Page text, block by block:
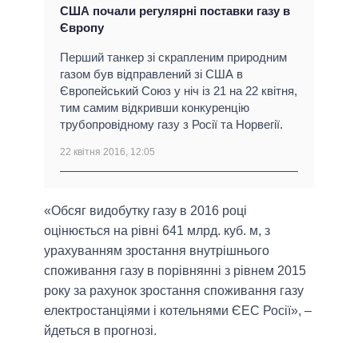
США почали регулярні поставки газу в
Європу
Перший танкер зі скрапленим природним
газом був відправлений зі США в
Європейський Союз у ніч із 21 на 22 квітня,
тим самим відкривши конкуренцію
трубопровідному газу з Росії та Норвегії.
22 квітня 2016, 12:05
«Обсяг видобутку газу в 2016 році
оцінюється на рівні 641 млрд. куб. м, з
урахуванням зростання внутрішнього
споживання газу в порівнянні з рівнем 2015
року за рахунок зростання споживання газу
електростанціями і котельнями ЄЕС Росії», –
йдеться в прогнозі.